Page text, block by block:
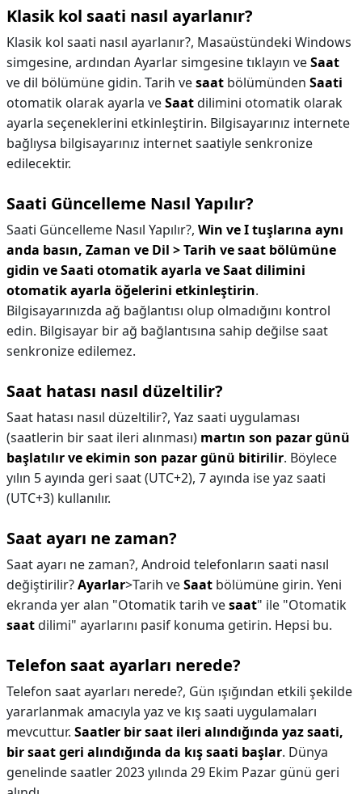
Klasik kol saati nasıl ayarlanır?
Klasik kol saati nasıl ayarlanır?, Masaüstündeki Windows
simgesine, ardından Ayarlar simgesine tıklayın veSaat
ve dil bölümüne gidin. Tarih vesaat bölümünden Saati
otomatik olarak ayarla veSaatdilimini otomatik olarak
ayarla seçeneklerini etkinleştirin. Bilgisayarınız internete
bağlıysa bilgisayarınız internet saatiyle senkronize
edilecektir.
Saati Güncelleme Nasıl Yapılır?
Saati Güncelleme Nasıl Yapılır?, Win ve I tuşlarına aynı
anda basın, Zaman ve Dil > Tarih ve saat bölümüne
gidin ve Saati otomatik ayarla ve Saat dilimini
otomatik ayarla öğelerini etkinleştirin.
Bilgisayarınızda ağ bağlantısı olup olmadığını kontrol
edin. Bilgisayar bir ağ bağlantısına sahip değilse saat
senkronize edilemez.
Saat hatası nasıl düzeltilir?
Saat hatası nasıl düzeltilir?, Yaz saati uygulaması
(saatlerin bir saat ileri alınması) martın son pazar günü
başlatılır ve ekimin son pazar günü bitirilir. Böylece
yılın 5 ayında geri saat (UTC+2), 7 ayında ise yaz saati
(UTC+3) kullanılır.
Saat ayarı ne zaman?
Saat ayarı ne zaman?, Android telefonların saati nasıl
değiştirilir?Ayarlar>Tarih veSaat bölümüne girin. Yeni
ekranda yer alan "Otomatik tarih vesaat" ile "Otomatik
saatdilimi" ayarlarını pasif konuma getirin. Hepsi bu.
Telefon saat ayarları nerede?
Telefon saat ayarları nerede?, Gün ışığından etkili şekilde
yararlanmak amacıyla yaz ve kış saati uygulamaları
mevcuttur. Saatler bir saat ileri alındığında yaz saati,
bir saat geri alındığında da kış saati başlar. Dünya
genelinde saatler 2023 yılında 29 Ekim Pazar günü geri